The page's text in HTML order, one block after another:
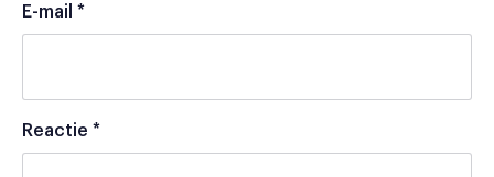
E-mail *
Reactie *